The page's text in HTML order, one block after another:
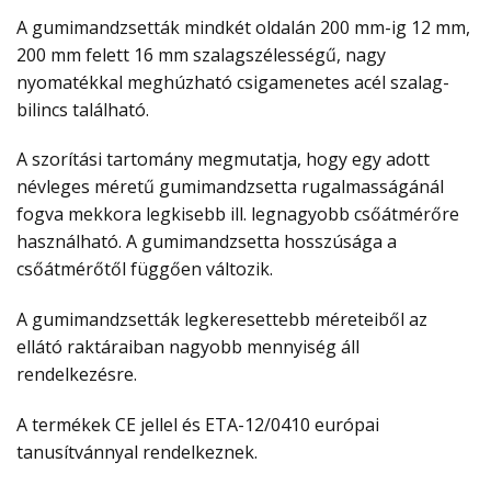
A gumimandzsetták mindkét oldalán 200 mm-ig 12 mm,
200 mm felett 16 mm szalagszélességű, nagy
nyomatékkal meghúzható csigamenetes acél szalag-
bilincs található.
A szorítási tartomány megmutatja, hogy egy adott
névleges méretű gumimandzsetta rugalmasságánál
fogva mekkora legkisebb ill. legnagyobb csőátmérőre
használható. A gumimandzsetta hosszúsága a
csőátmérőtől függően változik.
A gumimandzsetták legkeresettebb méreteiből az
ellátó raktáraiban nagyobb mennyiség áll
rendelkezésre.
A termékek CE jellel és ETA-12/0410 európai
tanusítvánnyal rendelkeznek.